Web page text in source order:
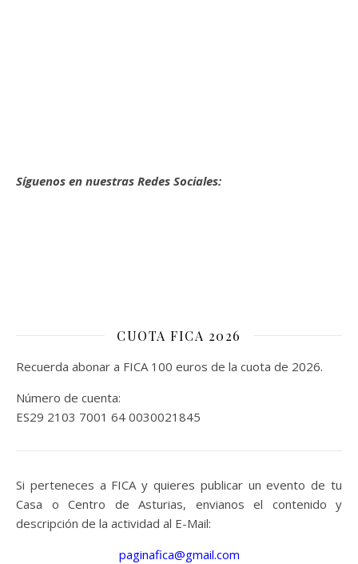
Síguenos en nuestras Redes Sociales:
CUOTA FICA 2026
Recuerda abonar a FICA 100 euros de la cuota de 2026.
Número de cuenta:
ES29 2103 7001 64 0030021845
Si perteneces a FICA y quieres publicar un evento de tu
Casa o Centro de Asturias, envianos el contenido y
descripción de la actividad al E-Mail:
paginafica@gmail.com